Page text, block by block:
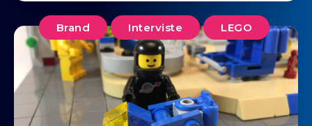
Brand Interviste LEGO